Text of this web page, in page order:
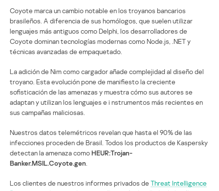
Coyote marca un cambio notable en los troyanos bancarios
brasileños. A diferencia de sus homólogos, que suelen utilizar
lenguajes más antiguos como Delphi, los desarrolladores de
Coyote dominan tecnologías modernas como Node.js, .NET y
técnicas avanzadas de empaquetado.
La adición de Nim como cargador añade complejidad al diseño del
troyano. Esta evolución pone de manifiesto la creciente
sofisticación de las amenazas y muestra cómo sus autores se
adaptan y utilizan los lenguajes e i nstrumentos más recientes en
sus campañas maliciosas.
Nuestros datos telemétricos revelan que hasta el 90% de las
infecciones proceden de Brasil. Todos los productos de Kaspersky
detectan la amenaza comoHEUR:Trojan-
Banker.MSIL.Coyote.gen
Los clientes de nuestros informes privados de Threat Intelligence